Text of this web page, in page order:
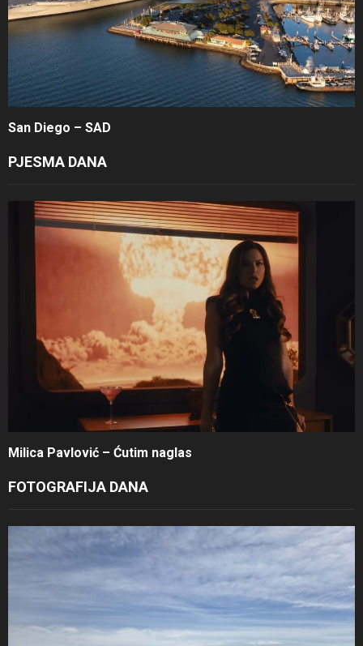
San Diego – SAD
PJESMA DANA
Milica Pavlović – Ćutim naglas
FOTOGRAFIJA DANA